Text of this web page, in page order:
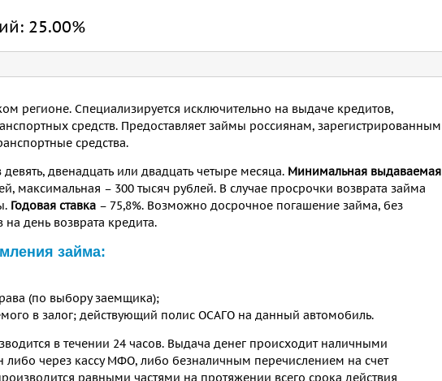
25.00%
регионе. Специализируется исключительно на выдаче кредитов,
средств. Предоставляет займы россиянам, зарегистрированным
средства.
двенадцать или двадцать четыре месяца. Минимальная выдаваемая
максимальная – 300 тысяч рублей. В случае просрочки возврата займа
Годовая ставка – 75,8%. Возможно досрочное погашение займа, без
день возврата кредита.
займа:
(по выбору заемщика);
в залог; действующий полис ОСАГО на данный автомобиль.
в течении 24 часов. Выдача денег происходит наличными
через кассу МФО, либо безналичным перечислением на счет
равными частями на протяжении всего срока действия